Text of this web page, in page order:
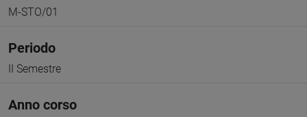
M-STO/01
Periodo
II Semestre
Anno corso